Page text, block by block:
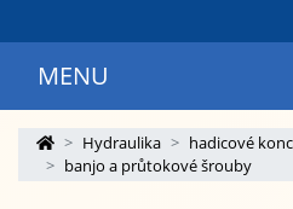
MENU
Hydraulika
hadicové
banjo a průtokové šrouby